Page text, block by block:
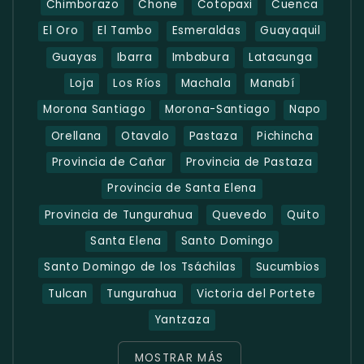
Chimborazo Chone Cotopaxi
Cuenca
El Oro
El Tambo Esmeraldas
Guayaquil
Guayas
Ibarra Imbabura
Latacunga
Loja
Los Ríos Machala
Manabí
Morona Santiago
Morona-Santiago
Napo
Orellana
Otavalo Pastaza
Pichincha
Provincia de Cañar
Provincia de Pastaza
Provincia de Santa Elena
Provincia de Tungurahua
Quevedo
Quito
Santa Elena
Santo Domingo
Santo Domingo de los Tsáchilas
Sucumbios
Tulcan
Tungurahua
Victoria del Portete
Yantzaza
MOSTRAR MÁS